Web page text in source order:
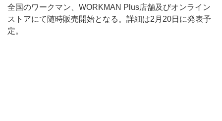
全国のワークマン、WORKMAN Plus店舗及びオンライン
ストアにて随時販売開始となる。詳細は2月20日に発表予
定。